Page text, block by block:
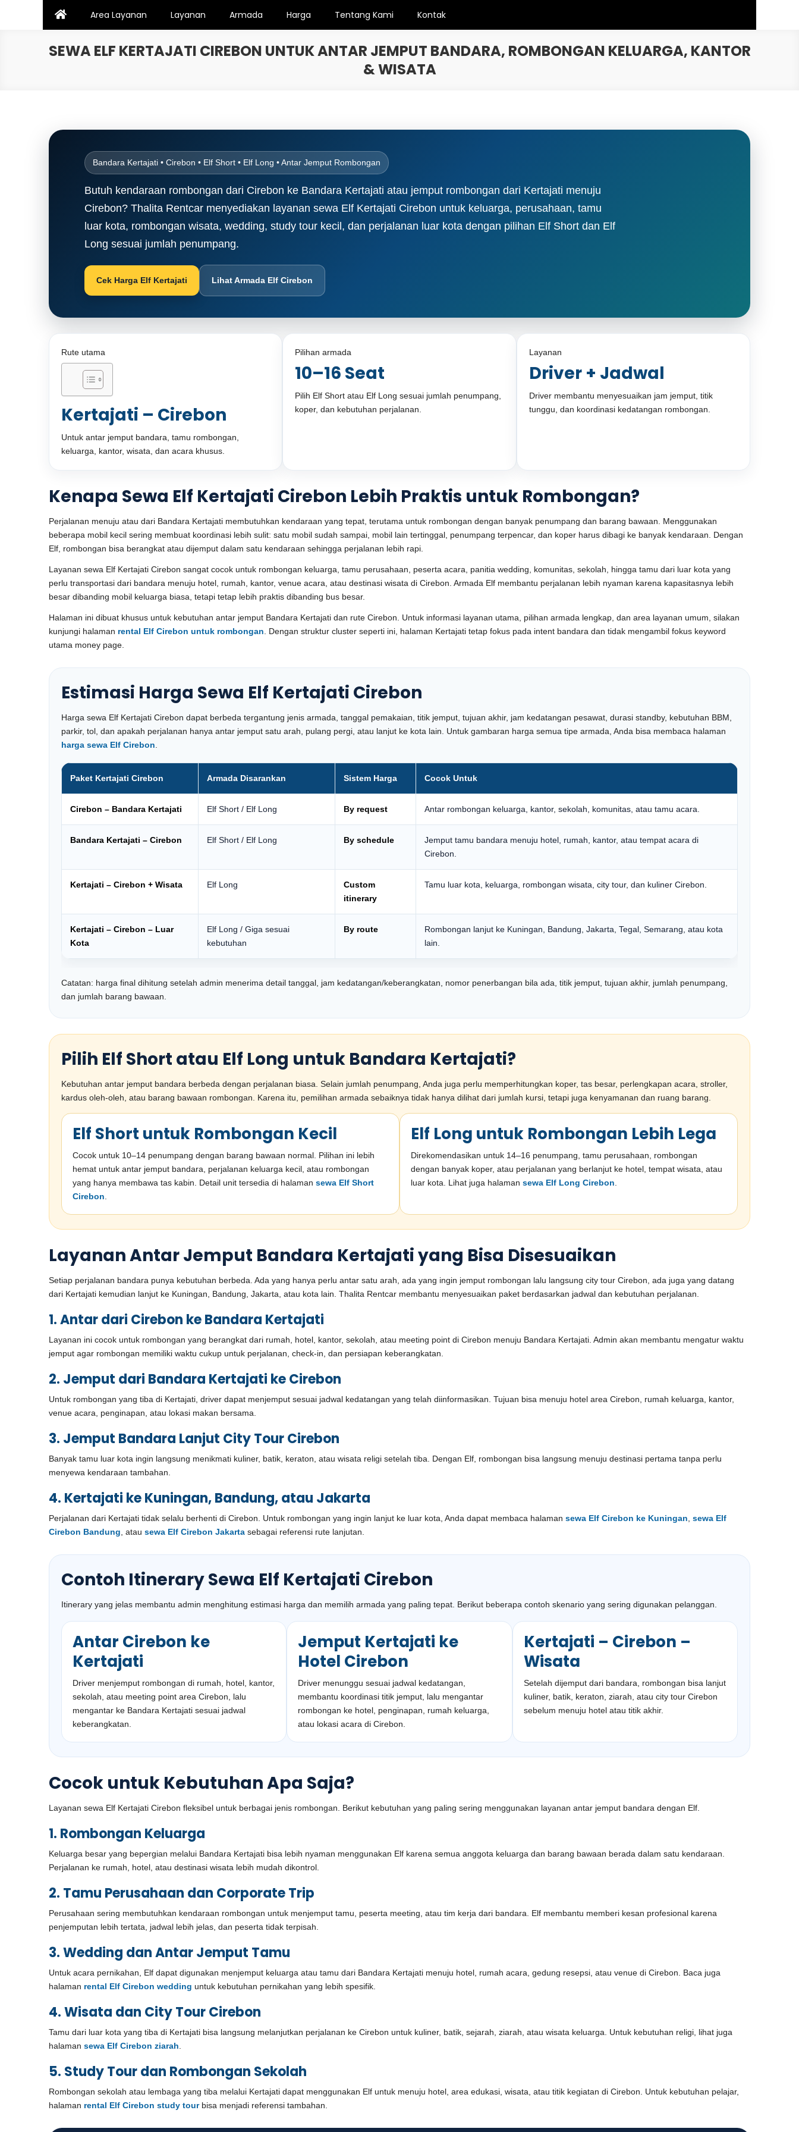
Area Layanan Layanan Armada Harga Tentang Kami Kontak
SEWA ELF KERTAJATI CIREBON UNTUK ANTAR JEMPUT BANDARA, ROMBONGAN KELUARGA, KANTOR
& WISATA
Bandara Kertajati • Cirebon • Elf Short • Elf Long • Antar Jemput Rombongan
Butuh kendaraan rombongan dari Cirebon ke Bandara Kertajati atau jemput rombongan dari Kertajati menuju
Cirebon? Thalita Rentcar menyediakan layanan sewa Elf Kertajati Cirebon untuk keluarga, perusahaan, tamu
luar kota, rombongan wisata, wedding, study tour kecil, dan perjalanan luar kota dengan pilihan Elf Short dan Elf
Long sesuai jumlah penumpang.
Cek Harga Elf Kertajati Lihat Armada Elf Cirebon
Rute utama
Kertajati – Cirebon
Untuk antar jemput bandara, tamu rombongan,
keluarga, kantor, wisata, dan acara khusus.
Pilihan armada
10–16 Seat
Pilih Elf Short atau Elf Long sesuai jumlah penumpang,
koper, dan kebutuhan perjalanan.
Layanan
Driver + Jadwal
Driver membantu menyesuaikan jam jemput, titik
tunggu, dan koordinasi kedatangan rombongan.
Kenapa Sewa Elf Kertajati Cirebon Lebih Praktis untuk Rombongan?
Perjalanan menuju atau dari Bandara Kertajati membutuhkan kendaraan yang tepat, terutama untuk rombongan dengan banyak penumpang dan barang bawaan. Menggunakan
beberapa mobil kecil sering membuat koordinasi lebih sulit: satu mobil sudah sampai, mobil lain tertinggal, penumpang terpencar, dan koper harus dibagi ke banyak kendaraan. Dengan
Elf, rombongan bisa berangkat atau dijemput dalam satu kendaraan sehingga perjalanan lebih rapi.
Layanan sewa Elf Kertajati Cirebon sangat cocok untuk rombongan keluarga, tamu perusahaan, peserta acara, panitia wedding, komunitas, sekolah, hingga tamu dari luar kota yang
perlu transportasi dari bandara menuju hotel, rumah, kantor, venue acara, atau destinasi wisata di Cirebon. Armada Elf membantu perjalanan lebih nyaman karena kapasitasnya lebih
besar dibanding mobil keluarga biasa, tetapi tetap lebih praktis dibanding bus besar.
Halaman ini dibuat khusus untuk kebutuhan antar jemput Bandara Kertajati dan rute Cirebon. Untuk informasi layanan utama, pilihan armada lengkap, dan area layanan umum, silakan
kunjungi halaman rental Elf Cirebon untuk rombongan . Dengan struktur cluster seperti ini, halaman Kertajati tetap fokus pada intent bandara dan tidak mengambil fokus keyword
utama money page.
Estimasi Harga Sewa Elf Kertajati Cirebon
Harga sewa Elf Kertajati Cirebon dapat berbeda tergantung jenis armada, tanggal pemakaian, titik jemput, tujuan akhir, jam kedatangan pesawat, durasi standby, kebutuhan BBM,
parkir, tol, dan apakah perjalanan hanya antar jemput satu arah, pulang pergi, atau lanjut ke kota lain. Untuk gambaran harga semua tipe armada, Anda bisa membaca halaman
harga sewa Elf Cirebon
Paket Kertajati Cirebon Armada Disarankan Sistem Harga Cocok Untuk
Cirebon – Bandara Kertajati Elf Short / Elf Long By request Antar rombongan keluarga, kantor, sekolah, komunitas, atau tamu acara.
Bandara Kertajati – Cirebon Elf Short / Elf Long By schedule
Jemput tamu bandara menuju hotel, rumah, kantor, atau tempat acara di
Cirebon.
Kertajati – Cirebon + Wisata Elf Long
Custom
itinerary
Tamu luar kota, keluarga, rombongan wisata, city tour, dan kuliner Cirebon.
Kertajati – Cirebon – Luar
Kota
Elf Long / Giga sesuai
kebutuhan
By route
Rombongan lanjut ke Kuningan, Bandung, Jakarta, Tegal, Semarang, atau kota
lain.
Catatan: harga final dihitung setelah admin menerima detail tanggal, jam kedatangan/keberangkatan, nomor penerbangan bila ada, titik jemput, tujuan akhir, jumlah penumpang,
dan jumlah barang bawaan.
Pilih Elf Short atau Elf Long untuk Bandara Kertajati?
Kebutuhan antar jemput bandara berbeda dengan perjalanan biasa. Selain jumlah penumpang, Anda juga perlu memperhitungkan koper, tas besar, perlengkapan acara, stroller,
kardus oleh-oleh, atau barang bawaan rombongan. Karena itu, pemilihan armada sebaiknya tidak hanya dilihat dari jumlah kursi, tetapi juga kenyamanan dan ruang barang.
Elf Short untuk Rombongan Kecil
Cocok untuk 10–14 penumpang dengan barang bawaan normal. Pilihan ini lebih
hemat untuk antar jemput bandara, perjalanan keluarga kecil, atau rombongan
yang hanya membawa tas kabin. Detail unit tersedia di halaman sewa Elf Short
Cirebon
Elf Long untuk Rombongan Lebih Lega
Direkomendasikan untuk 14–16 penumpang, tamu perusahaan, rombongan
dengan banyak koper, atau perjalanan yang berlanjut ke hotel, tempat wisata, atau
luar kota. Lihat juga halaman sewa Elf Long Cirebon
Layanan Antar Jemput Bandara Kertajati yang Bisa Disesuaikan
Setiap perjalanan bandara punya kebutuhan berbeda. Ada yang hanya perlu antar satu arah, ada yang ingin jemput rombongan lalu langsung city tour Cirebon, ada juga yang datang
dari Kertajati kemudian lanjut ke Kuningan, Bandung, Jakarta, atau kota lain. Thalita Rentcar membantu menyesuaikan paket berdasarkan jadwal dan kebutuhan perjalanan.
1. Antar dari Cirebon ke Bandara Kertajati
Layanan ini cocok untuk rombongan yang berangkat dari rumah, hotel, kantor, sekolah, atau meeting point di Cirebon menuju Bandara Kertajati. Admin akan membantu mengatur waktu
jemput agar rombongan memiliki waktu cukup untuk perjalanan, check-in, dan persiapan keberangkatan.
2. Jemput dari Bandara Kertajati ke Cirebon
Untuk rombongan yang tiba di Kertajati, driver dapat menjemput sesuai jadwal kedatangan yang telah diinformasikan. Tujuan bisa menuju hotel area Cirebon, rumah keluarga, kantor,
venue acara, penginapan, atau lokasi makan bersama.
3. Jemput Bandara Lanjut City Tour Cirebon
Banyak tamu luar kota ingin langsung menikmati kuliner, batik, keraton, atau wisata religi setelah tiba. Dengan Elf, rombongan bisa langsung menuju destinasi pertama tanpa perlu
menyewa kendaraan tambahan.
4. Kertajati ke Kuningan, Bandung, atau Jakarta
Perjalanan dari Kertajati tidak selalu berhenti di Cirebon. Untuk rombongan yang ingin lanjut ke luar kota, Anda dapat membaca halaman sewa Elf Cirebon ke Kuningan sewa Elf
Cirebon Bandung , atau sewa Elf Cirebon Jakarta sebagai referensi rute lanjutan.
Contoh Itinerary Sewa Elf Kertajati Cirebon
Itinerary yang jelas membantu admin menghitung estimasi harga dan memilih armada yang paling tepat. Berikut beberapa contoh skenario yang sering digunakan pelanggan.
Antar Cirebon ke
Kertajati
Driver menjemput rombongan di rumah, hotel, kantor,
sekolah, atau meeting point area Cirebon, lalu
mengantar ke Bandara Kertajati sesuai jadwal
keberangkatan.
Jemput Kertajati ke
Hotel Cirebon
Driver menunggu sesuai jadwal kedatangan,
membantu koordinasi titik jemput, lalu mengantar
rombongan ke hotel, penginapan, rumah keluarga,
atau lokasi acara di Cirebon.
Kertajati – Cirebon –
Wisata
Setelah dijemput dari bandara, rombongan bisa lanjut
kuliner, batik, keraton, ziarah, atau city tour Cirebon
sebelum menuju hotel atau titik akhir.
Cocok untuk Kebutuhan Apa Saja?
Layanan sewa Elf Kertajati Cirebon fleksibel untuk berbagai jenis rombongan. Berikut kebutuhan yang paling sering menggunakan layanan antar jemput bandara dengan Elf.
1. Rombongan Keluarga
Keluarga besar yang bepergian melalui Bandara Kertajati bisa lebih nyaman menggunakan Elf karena semua anggota keluarga dan barang bawaan berada dalam satu kendaraan.
Perjalanan ke rumah, hotel, atau destinasi wisata lebih mudah dikontrol.
2. Tamu Perusahaan dan Corporate Trip
Perusahaan sering membutuhkan kendaraan rombongan untuk menjemput tamu, peserta meeting, atau tim kerja dari bandara. Elf membantu memberi kesan profesional karena
penjemputan lebih tertata, jadwal lebih jelas, dan peserta tidak terpisah.
3. Wedding dan Antar Jemput Tamu
Untuk acara pernikahan, Elf dapat digunakan menjemput keluarga atau tamu dari Bandara Kertajati menuju hotel, rumah acara, gedung resepsi, atau venue di Cirebon. Baca juga
halaman rental Elf Cirebon wedding untuk kebutuhan pernikahan yang lebih spesifik.
4. Wisata dan City Tour Cirebon
Tamu dari luar kota yang tiba di Kertajati bisa langsung melanjutkan perjalanan ke Cirebon untuk kuliner, batik, sejarah, ziarah, atau wisata keluarga. Untuk kebutuhan religi, lihat juga
halaman sewa Elf Cirebon ziarah
5. Study Tour dan Rombongan Sekolah
Rombongan sekolah atau lembaga yang tiba melalui Kertajati dapat menggunakan Elf untuk menuju hotel, area edukasi, wisata, atau titik kegiatan di Cirebon. Untuk kebutuhan pelajar,
halaman rental Elf Cirebon study tourbisa menjadi referensi tambahan.